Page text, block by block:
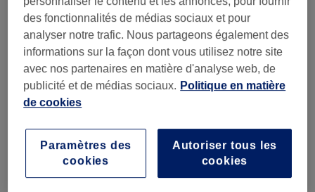
Personnel
Filtrer les avis
beauté
Toutes les prestations
Évaluation Filtrer par évaluation
des fonctionnalités de médias sociaux et pour
analyser notre trafic. Nous partageons également des
informations sur la façon dont vous utilisez notre site
avec nos partenaires en matière d'analyse web, de
publicité et de médias sociaux. Politique en matière
de cookies
Autoriser tous les
cookies
Paramètres des
cookies